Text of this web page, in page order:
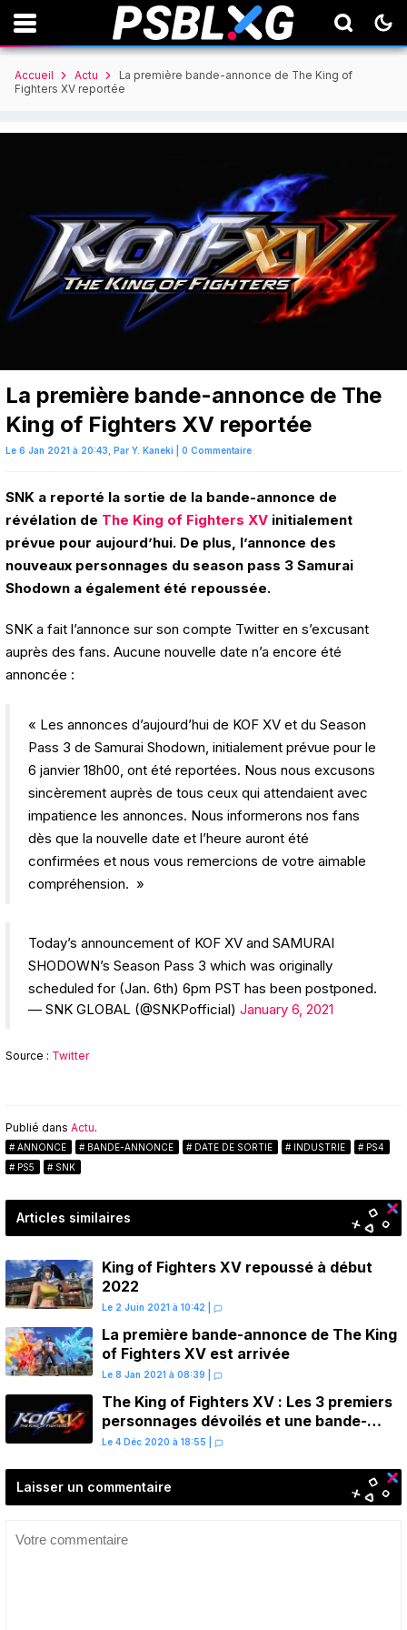
Accueil Actu
La première bande-annonce de The King of
Fighters XV reportée
La première bande-annonce de The
King of Fighters XV reportée
Le 6 Jan 2021 à 20:43, Par Y. Kaneki 0 Commentaire
SNK a reporté la sortie de la bande-annonce de
révélation de The King of Fighters XV initialement
prévue pour aujourd’hui. De plus, l’annonce des
nouveaux personnages du season pass 3 Samurai
Shodown a également été repoussée.
SNK a fait l’annonce sur son compte Twitter en s’excusant
auprès des fans. Aucune nouvelle date n’a encore été
annoncée :
« Les annonces d’aujourd’hui de KOF XV et du Season
Pass 3 de Samurai Shodown, initialement prévue pour le
6 janvier 18h00, ont été reportées. Nous nous excusons
sincèrement auprès de tous ceux qui attendaient avec
impatience les annonces. Nous informerons nos fans
dès que la nouvelle date et l’heure auront été
confirmées et nous vous remercions de votre aimable
compréhension. »
Today’s announcement of KOF XV and SAMURAI
SHODOWN’s Season Pass 3 which was originally
scheduled for (Jan. 6th) 6pm PST has been postponed.
— SNK GLOBAL (@SNKPofficial) January 6, 2021
Source : Twitter
Publié dans Actu.
ANNONCE BANDE-ANNONCE DATE DE SORTIE INDUSTRIE
PS4
PS5
SNK
Articles similaires
King of Fighters XV repoussé à début
2022
Le 2 Juin 2021 à 10:42
La première bande-annonce de The King
of Fighters XV est arrivée
Le 8 Jan 2021 à 08:39
The King of Fighters XV : Les 3 premiers
personnages dévoilés et une bande-
annonce en janvier
Le 4 Déc 2020 à 18:55
Laisser un commentaire